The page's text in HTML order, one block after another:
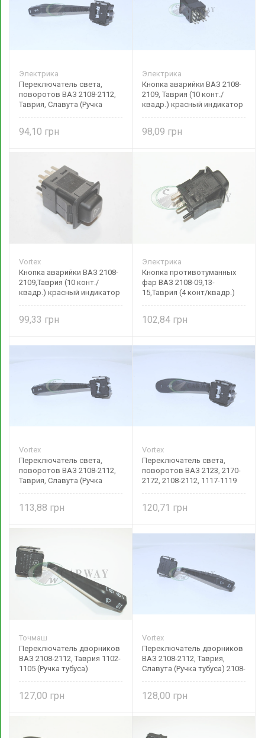
Электрика
Переключатель света,
поворотов ВАЗ 2108-2112,
Таврия, Славута (Ручка
94,10
Электрика
Кнопка аварийки ВАЗ 2108-
2109, Таврия (10 конт./
квадр.) красный индикатор
98,09
Vortex
Кнопка аварийки ВАЗ 2108-
2109,Таврия (10 конт./
квадр.) красный индикатор
99,33
Электрика
Кнопка противотуманных
фар ВАЗ 2108-09,13-
15,Таврия (4 конт/квадр.)
102,84
Vortex
Переключатель света,
поворотов ВАЗ 2108-2112,
Таврия, Славута (Ручка
113,88
Vortex
Переключатель света,
поворотов ВАЗ 2123, 2170-
2172, 2108-2112, 1117-1119
120,71
Точмаш
Переключатель дворников
ВАЗ 2108-2112, Таврия 1102-
1105 (Ручка тубуса)
127,00
Vortex
Переключатель дворников
ВАЗ 2108-2112, Таврия,
Славута (Ручка тубуса) 2108-
128,00